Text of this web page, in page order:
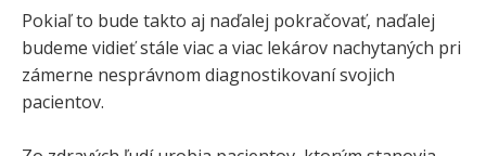
Pokiaľ to bude takto aj naďalej pokračovať, naďalej
budeme vidieť stále viac a viac lekárov nachytaných pri
zámerne nesprávnom diagnostikovaní svojich
pacientov.